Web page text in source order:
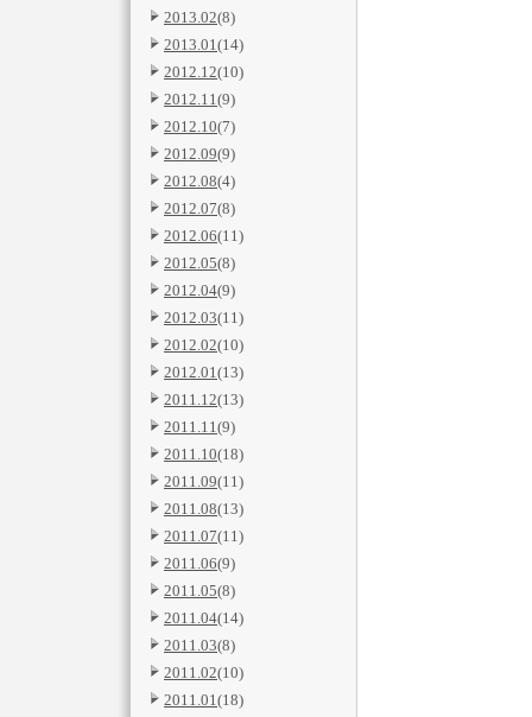
2013.02(8)
2013.01(14)
2012.12(10)
2012.11(9)
2012.10(7)
2012.09(9)
2012.08(4)
2012.07(8)
2012.06(11)
2012.05(8)
2012.04(9)
2012.03(11)
2012.02(10)
2012.01(13)
2011.12(13)
2011.11(9)
2011.10(18)
2011.09(11)
2011.08(13)
2011.07(11)
2011.06(9)
2011.05(8)
2011.04(14)
2011.03(8)
2011.02(10)
2011.01(18)